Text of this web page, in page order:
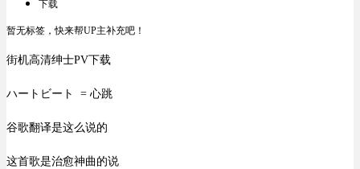
下载
暂无标签，快来帮UP主补充吧！
街机高清绅士PV下载
ハートビート = 心跳
谷歌翻译是这么说的
这首歌是治愈神曲的说